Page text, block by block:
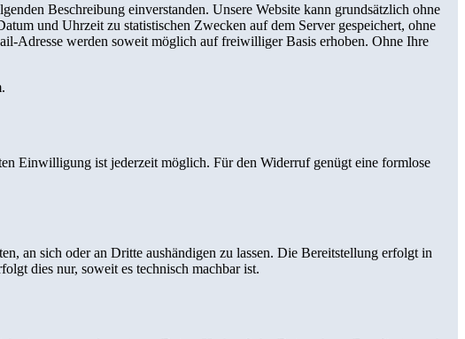
Beschreibung einverstanden. Unsere Website kann grundsätzlich ohne
und Uhrzeit zu statistischen Zwecken auf dem Server gespeichert, ohne
Adresse werden soweit möglich auf freiwilliger Basis erhoben. Ohne Ihre
Einwilligung ist jederzeit möglich. Für den Widerruf genügt eine formlose
an sich oder an Dritte aushändigen zu lassen. Die Bereitstellung erfolgt in
dies nur, soweit es technisch machbar ist.